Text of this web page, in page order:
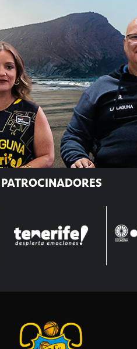
PATROCINADORES